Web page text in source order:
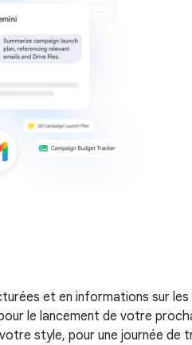
et en informations sur les
le lancement de votre
style, pour une journée de